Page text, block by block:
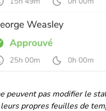
peuvent pas modifier le
propres feuilles de